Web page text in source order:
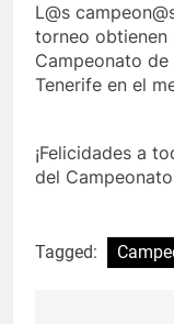
L@s
torneo obtienen
Campeonato de
Tenerife en el
¡Felicidades a
del
Tagged: